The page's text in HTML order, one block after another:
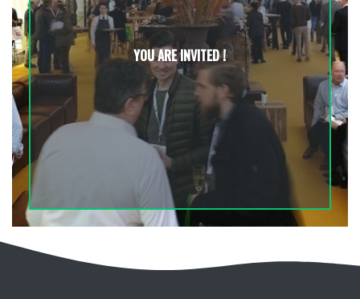
YOU ARE INVITED !